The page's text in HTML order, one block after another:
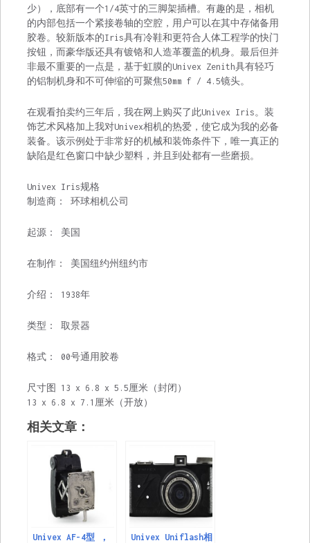
少），底部有一个1/4英寸的三脚架插槽。有趣的是，相机
的内部包括一个紧接卷轴的空腔，用户可以在其中存储备用
胶卷。较新版本的Iris具有冷鞋和更符合人体工程学的快门
按钮，而豪华版还具有镀铬和人造革覆盖的机身。最后但并
非最不重要的一点是，基于虹膜的Univex Zenith具有轻巧
的铝制机身和不可伸缩的可聚焦50mm f / 4.5镜头。
在观看拍卖约三年后，我在网上购买了此Univex Iris。装
饰艺术风格加上我对Univex相机的热爱，使它成为我的必备
装备。该示例处于非常好的机械和装饰条件下，唯一真正的
缺陷是红色窗口中缺少塑料，并且到处都有一些磨损。
Univex Iris规格
制造商： 环球相机公司
起源： 美国
在制作： 美国纽约州纽约市
介绍： 1938年
类型： 取景器
格式： 00号通用胶卷
尺寸图 13 x 6.8 x 5.5厘米（封闭）
13 x 6.8 x 7.1厘米（开放）
相关文章：
Univex AF-4型 ，
Univex Uniflash相